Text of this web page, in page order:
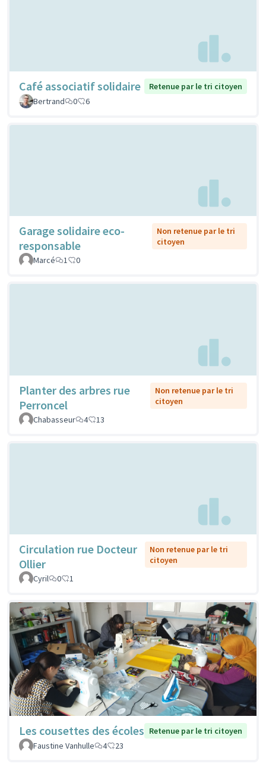
Café associatif solidaire
Retenue par le tri citoyen
Bertrand
0 6
Garage solidaire eco-
responsable
Non retenue par le tri
citoyen
Marcé
1 0
Planter des arbres rue
Perroncel
Non retenue par le tri
citoyen
Chabasseur
4 13
Circulation rue Docteur
Ollier
Non retenue par le tri
citoyen
Cyril
0 1
Les cousettes des écoles Retenue par le tri citoyen
Faustine Vanhulle
4 23